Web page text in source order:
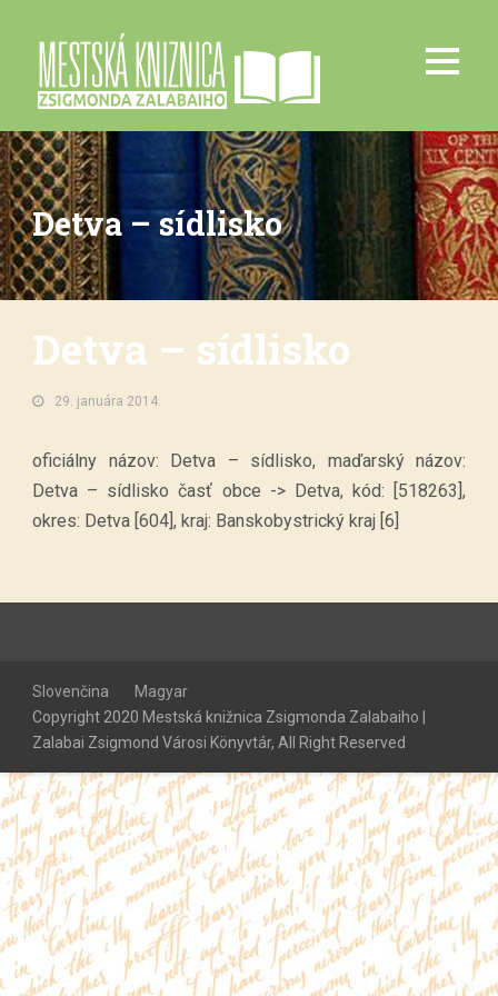
Detva – sídlisko
Detva – sídlisko
29. januára 2014.
oficiálny názov: Detva – sídlisko, maďarský názov:
Detva – sídlisko časť obce -> Detva, kód: [518263],
okres: Detva [604], kraj: Banskobystrický kraj [6]
Slovenčina
Magyar
Copyright 2020 Mestská knižnica Zsigmonda Zalabaiho |
Zalabai Zsigmond Városi Könyvtár, All Right Reserved